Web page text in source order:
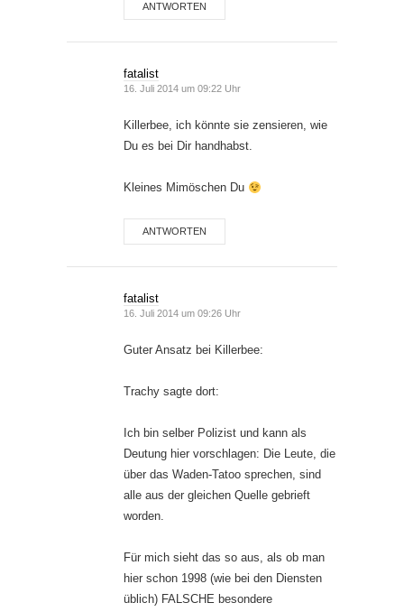
ANTWORTEN
fatalist
16. Juli 2014 um 09:22 Uhr
Killerbee, ich könnte sie zensieren, wie
Du es bei Dir handhabst.
Kleines Mimöschen Du
ANTWORTEN
fatalist
16. Juli 2014 um 09:26 Uhr
Guter Ansatz bei Killerbee:
Trachy sagte dort:
Ich bin selber Polizist und kann als
Deutung hier vorschlagen: Die Leute, die
über das Waden-Tatoo sprechen, sind
alle aus der gleichen Quelle gebrieft
worden.
Für mich sieht das so aus, als ob man
hier schon 1998 (wie bei den Diensten
üblich) FALSCHE besondere